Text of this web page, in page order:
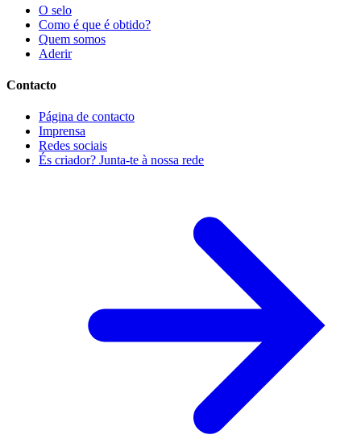
O selo
Como é que é obtido?
Quem somos
Aderir
Contacto
Página de contacto
Imprensa
Redes sociais
És criador? Junta-te à nossa rede